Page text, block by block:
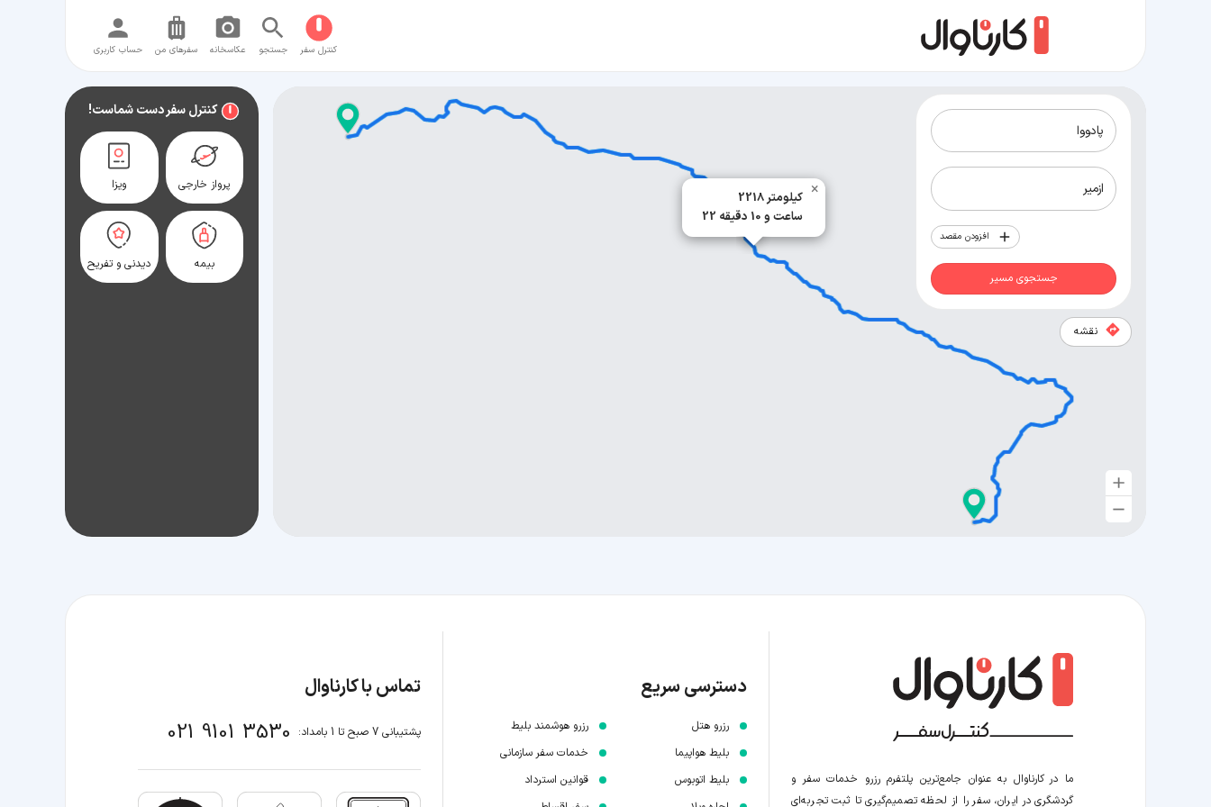
کنترل سفر جستجو عکاسخانه سفر‌های من حساب کاربری
2218 کیلومتر
22 ساعت و 10 دقیقه
×
افزودن مقصد
جستجوی مسیر
نقشه
کنترل سفر دست شماست!
پرواز خارجی ویزا
بیمه دیدنی و تفریح
ما در کارناوال به عنوان جامع‌ترین پلتفرم رزرو خدمات سفر و
گردشگری در ایران، سفر را از لحظه‌ تصمیم‌گیری تا ثبت تجربه‌ای
دسترسی سریع
رزرو هتل
بلیط هواپیما
بلیط اتوبوس
رزرو هوشمند بلیط
خدمات سفر سازمانی
قوانین استرداد
تماس با کارناوال
پشتیبانی 7 صبح تا 1 بامداد: 021 9101 3530